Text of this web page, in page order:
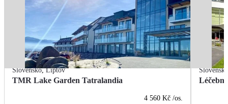
Slovensko,Liptov
TMR Lake Garden Tatralandia
4 560 Kč /os.